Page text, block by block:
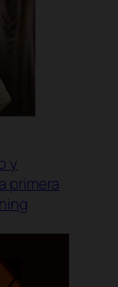
y
primera